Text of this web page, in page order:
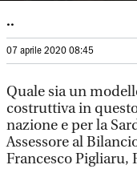
..
07 aprile 2020 08:45
Quale sia un
costruttiva in
nazione e per la
Assessore al
Francesco Pigliaru,